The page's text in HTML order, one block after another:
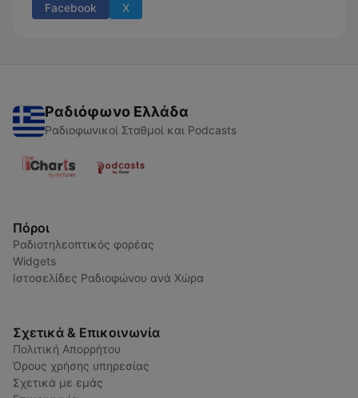
Facebook X
Ραδιόφωνο Ελλάδα
Ραδιοφωνικοί Σταθμοί και Podcasts
Πόροι
Ραδιοτηλεοπτικός φορέας
Widgets
Ιστοσελίδες Ραδιοφώνου ανά Χώρα
Σχετικά & Επικοινωνία
Πολιτική Απορρήτου
Όρους χρήσης υπηρεσίας
Σχετικά με εμάς